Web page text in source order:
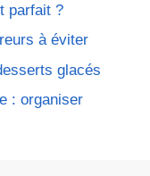
parfait ?
à éviter
glacés
: organiser